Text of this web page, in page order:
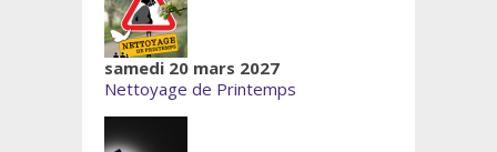
samedi 20 mars 2027
Nettoyage de Printemps